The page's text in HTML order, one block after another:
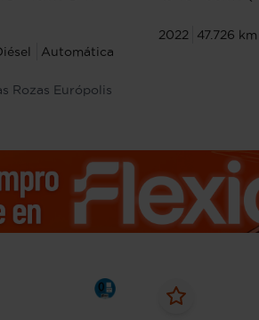
Automática
Rozas Európolis
2022 47.726 km